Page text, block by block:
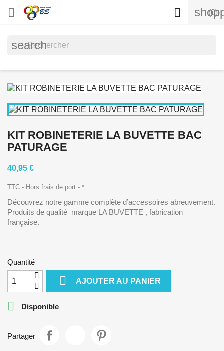
 (0)

search
KIT ROBINETERIE LA BUVETTE BAC
PATURAGE
40,95 €
TTC Hors frais de port *
Découvrez notre gamme complète d’accessoires abreuvement.
Produits de qualité marque LA BUVETTE , fabrication
française.
Quantité
 AJOUTER AU PANIER
 Disponible
Partager